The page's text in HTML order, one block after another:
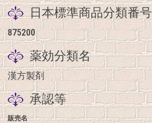
日本標準商品分類番号
875200
薬効分類名
漢方製剤
承認等
販売名